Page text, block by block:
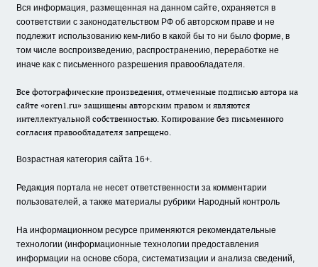
Вся информация, размещенная на данном сайте, охраняется в
соответствии с законодательством РФ об авторском праве и не
подлежит использованию кем-либо в какой бы то ни было форме, в
том числе воспроизведению, распространению, переработке не
иначе как с письменного разрешения правообладателя.
Все фотографические произведения, отмеченные подписью автора на
сайте «oren1.ru» защищены авторским правом и являются
интеллектуальной собственностью. Копирование без письменного
согласия правообладателя запрещено.
Возрастная категория сайта 16+.
Редакция портала не несет ответственности за комментарии
пользователей, а также материалы рубрики Народный контроль
На информационном ресурсе применяются рекомендательные
технологии (информационные технологии предоставления
информации на основе сбора, систематизации и анализа сведений,